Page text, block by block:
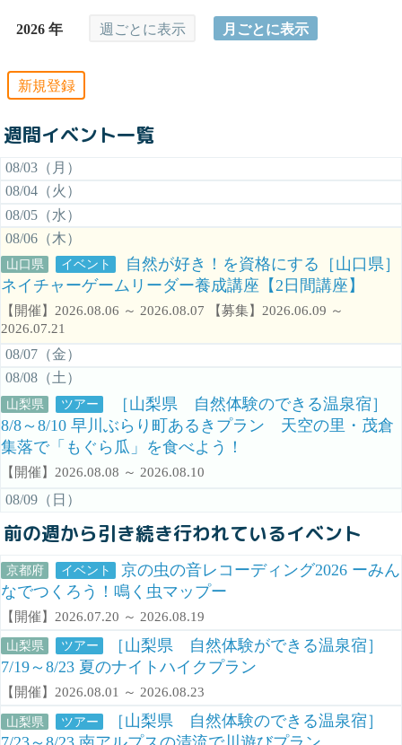
2026 年 週ごとに表示 月ごとに表示
新規登録
週間イベント一覧
08/03（月）
08/04（火）
08/05（水）
08/06（木）
山口県 イベント
自然が好き！を資格にする［山口県］
ネイチャーゲームリーダー養成講座【2日間講座】
【開催】2026.08.06 ～ 2026.08.07 【募集】2026.06.09 ～
2026.07.21
08/07（金）
08/08（土）
山梨県 ツアー
［山梨県 自然体験のできる温泉宿］
8/8～8/10 早川ぶらり町あるきプラン 天空の里・茂倉
集落で「もぐら瓜」を食べよう！
【開催】2026.08.08 ～ 2026.08.10
08/09（日）
前の週から引き続き行われているイベント
京都府 イベント
京の虫の音レコーディング2026 ーみん
なでつくろう！鳴く虫マップー
【開催】2026.07.20 ～ 2026.08.19
山梨県 ツアー
［山梨県 自然体験ができる温泉宿］
7/19～8/23 夏のナイトハイクプラン
【開催】2026.08.01 ～ 2026.08.23
山梨県 ツアー
［山梨県 自然体験のできる温泉宿］